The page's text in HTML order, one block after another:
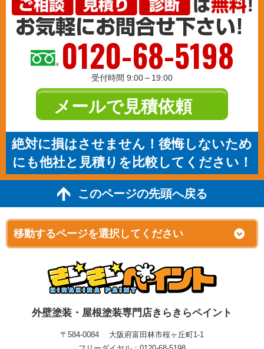
0120-68-5198
受付時間 9:00～19:00
メールで見積依頼
絶対に損はさせません！後悔しないため
にも他社と見積りを比較してください！
このページの先頭へ戻る
外壁塗装・屋根塗装専門店きらきらペイント
〒584-0084 大阪府富田林市桜ヶ丘町1-1